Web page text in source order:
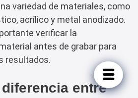
variedad de materiales, como
acrílico y metal anodizado.
verificar la
antes de grabar para
resultados.
entre